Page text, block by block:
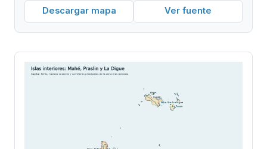
Descargar mapa Ver fuente